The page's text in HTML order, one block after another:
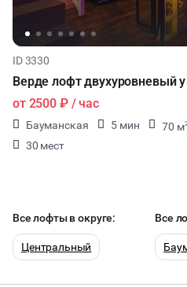
ID 3330
Верде лофт двухуровневый
от 2500 ₽/ час
Бауманская 5 мин 70 м2
30 мест
Все лофты в округе:
Центральный
Все